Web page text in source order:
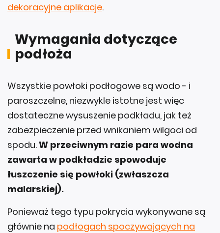
dekoracyjne aplikacje.
Wymagania dotyczące
podłoża
Wszystkie powłoki podłogowe są wodo - i
paroszczelne, niezwykle istotne jest więc
dostateczne wysuszenie podkładu, jak też
zabezpieczenie przed wnikaniem wilgoci od
spodu.W przeciwnym razie para wodna
zawarta w podkładzie spowoduje
łuszczenie się powłoki (zwłaszcza
malarskiej).
Ponieważ tego typu pokrycia wykonywane są
głównie na podłogach spoczywających na